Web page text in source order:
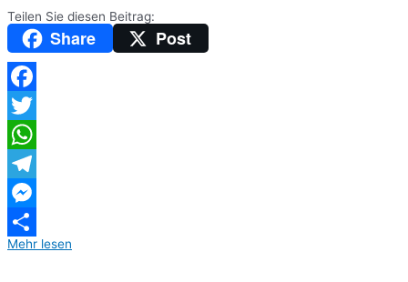
Teilen Sie diesen Beitrag:
Share Post
Facebook
Twitter
WhatsApp
Telegram
Messenger
Teilen
Mehr lesen